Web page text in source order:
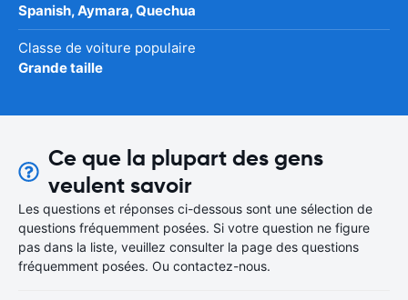
Spanish, Aymara, Quechua
Classe de voiture populaire
Grande taille
Ce que la plupart des gens
veulent savoir
Les questions et réponses ci-dessous sont une sélection de
questions fréquemment posées. Si votre question ne figure
pas dans la liste, veuillez consulter la page des questions
fréquemment posées. Ou contactez-nous.